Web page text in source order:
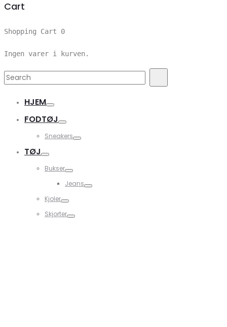
Cart
Shopping Cart 0
Ingen varer i kurven.
Search
HJEM
FODTØJ
Sneakers
TØJ
Bukser
Jeans
Kjoler
Skjorter